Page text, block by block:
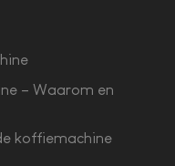
– Waarom en
koffiemachine